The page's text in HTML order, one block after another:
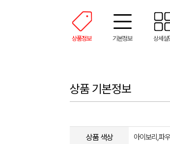
상품정보 기본정보 상세설
상품 기본정보
상품 색상 아이보리,파